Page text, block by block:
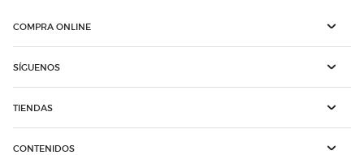
COMPRA ONLINE
SÍGUENOS
TIENDAS
CONTENIDOS